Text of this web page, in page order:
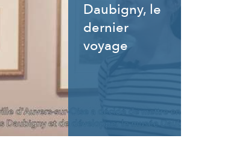
Daubigny, le
dernier
voyage